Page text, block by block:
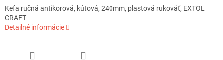
Kefa ručná antikorová, kútová, 240mm, plastová rukoväť, EXTOL
CRAFT
Detailné informácie